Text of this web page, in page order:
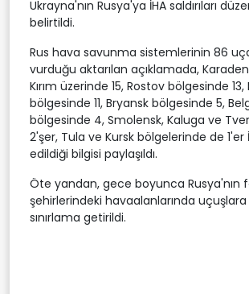
Ukrayna'nın Rusya'ya İHA saldırıları
belirtildi.
Rus hava savunma sistemlerinin 86
vurduğu aktarılan açıklamada,
Kırım üzerinde 15, Rostov bölgesinde
bölgesinde 11, Bryansk bölgesinde 5,
bölgesinde 4, Smolensk, Kaluga ve
2'şer, Tula ve Kursk bölgelerinde de 1'er
edildiği bilgisi paylaşıldı.
Öte yandan, gece boyunca Rusya'nın
şehirlerindeki havaalanlarında
sınırlama getirildi.